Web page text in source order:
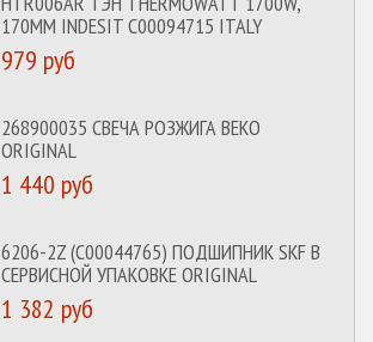
170MM INDESIT C00094715 ITALY
979 руб
268900035 СВЕЧА РОЗЖИГА BEKO
ORIGINAL
1 440 руб
6206-2Z (C00044765) ПОДШИПНИК SKF В
СЕРВИСНОЙ УПАКОВКЕ ORIGINAL
1 382 руб